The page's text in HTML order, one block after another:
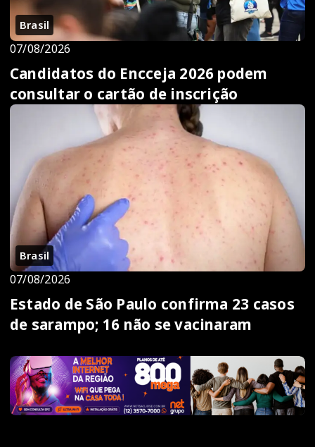
Brasil
07/08/2026
Candidatos do Encceja 2026 podem
consultar o cartão de inscrição
Brasil
07/08/2026
Estado de São Paulo confirma 23 casos
de sarampo; 16 não se vacinaram